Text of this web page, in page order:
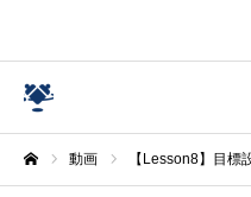
動画 【Lesson8】目標